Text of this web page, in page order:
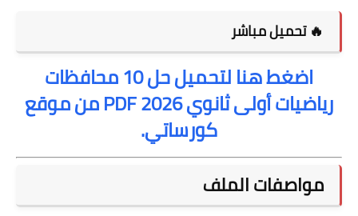
🔥 تحميل مباشر
اضغط هنا لتحميل حل 10 محافظات
رياضيات أولى ثانوي 2026 PDF من موقع
كورساتي.
مواصفات الملف